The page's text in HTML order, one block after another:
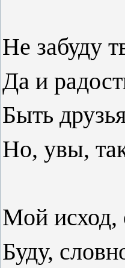
Не забуду
Да и
Быть
Но, увы,
Мой исход,
Буду,